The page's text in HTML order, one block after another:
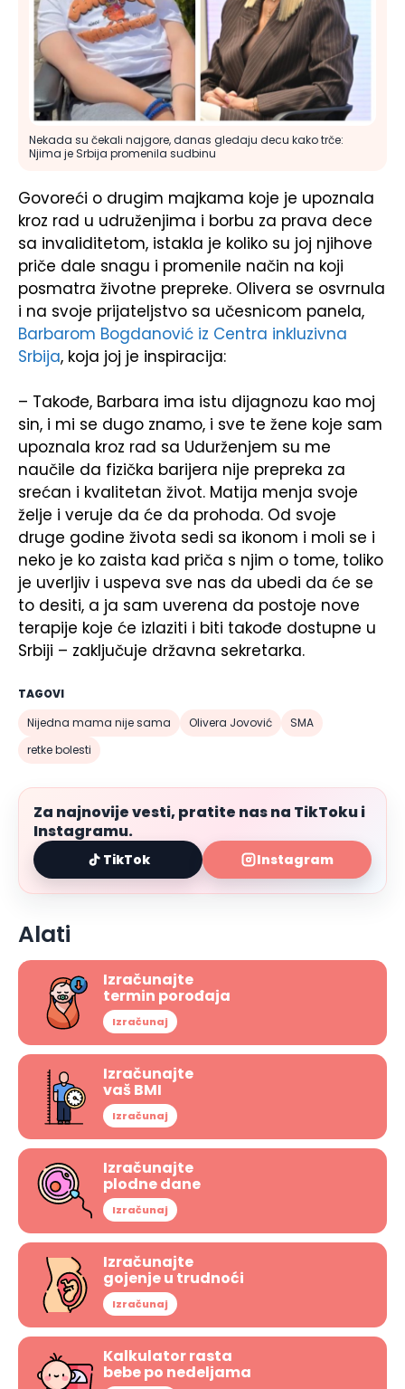
Nekada su čekali najgore, danas gledaju decu kako trče:
Njima je Srbija promenila sudbinu
Govoreći o drugim majkama koje je upoznala
kroz rad u udruženjima i borbu za prava dece
sa invaliditetom, istakla je koliko su joj njihove
priče dale snagu i promenile način na koji
posmatra životne prepreke. Olivera se osvrnula
i na svoje prijateljstvo sa učesnicom panela,
Barbarom Bogdanović iz Centra inkluzivna
Srbija, koja joj je inspiracija:
– Takođe, Barbara ima istu dijagnozu kao moj
sin, i mi se dugo znamo, i sve te žene koje sam
upoznala kroz rad sa Udurženjem su me
naučile da fizička barijera nije prepreka za
srećan i kvalitetan život. Matija menja svoje
želje i veruje da će da prohoda. Od svoje
druge godine života sedi sa ikonom i moli se i
neko je ko zaista kad priča s njim o tome, toliko
je uverljiv i uspeva sve nas da ubedi da će se
to desiti, a ja sam uverena da postoje nove
terapije koje će izlaziti i biti takođe dostupne u
Srbiji – zaključuje državna sekretarka.
TAGOVI
Nijedna mama nije sama
Olivera Jovović
SMA
retke bolesti
Za najnovije vesti, pratite nas na TikToku i
Instagramu.
TikTok Instagram
Alati
Izračunajte
termin porođaja
Izračunaj
Izračunajte
vaš BMI
Izračunaj
Izračunajte
plodne dane
Izračunaj
Izračunajte
gojenje u trudnoći
Izračunaj
Kalkulator rasta
bebe po nedeljama